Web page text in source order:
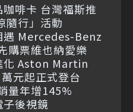
啡卡 台灣福斯推
隨行」活動
遇 Mercedes-Benz
購票維也納愛樂
化 Aston Martin
元起正式登台
量年增145%
後視鏡